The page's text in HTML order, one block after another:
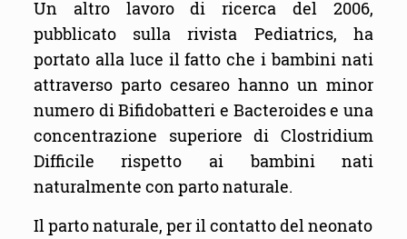
Un altro lavoro di ricerca del 2006,
pubblicato sulla rivista Pediatrics, ha
portato alla luce il fatto che i bambini nati
attraverso parto cesareo hanno un minor
numero di Bifidobatteri e Bacteroides e una
concentrazione superiore di Clostridium
Difficile rispetto ai bambini nati
naturalmente con parto naturale.
Il parto naturale, per il contatto del neonato